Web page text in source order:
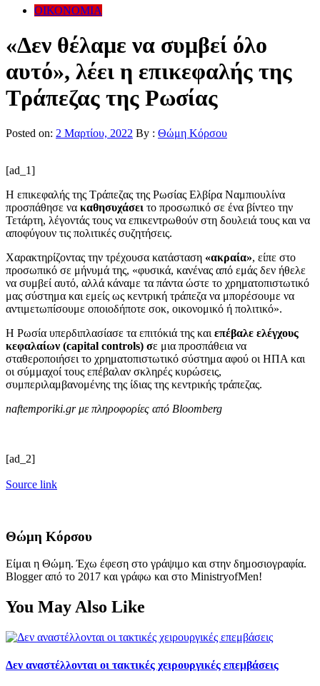
ΟΙΚΟΝΟΜΙΑ
«Δεν θέλαμε να συμβεί όλο
αυτό», λέει η επικεφαλής της
Τράπεζας της Ρωσίας
Posted on: 2 Μαρτίου, 2022 By : Θώμη Κόρσου
[ad_1]
Η επικεφαλής της Τράπεζας της Ρωσίας Ελβίρα Ναμπιουλίνα
προσπάθησε να καθησυχάσει το προσωπικό σε ένα βίντεο την
Τετάρτη, λέγοντάς τους να επικεντρωθούν στη δουλειά τους και να
αποφύγουν τις πολιτικές συζητήσεις.
Χαρακτηρίζοντας την τρέχουσα κατάσταση «ακραία», είπε στο
προσωπικό σε μήνυμά της, «φυσικά, κανένας από εμάς δεν ήθελε
να συμβεί αυτό, αλλά κάναμε τα πάντα ώστε το χρηματοπιστωτικό
μας σύστημα και εμείς ως κεντρική τράπεζα να μπορέσουμε να
αντιμετωπίσουμε οποιοδήποτε σοκ, οικονομικό ή πολιτικό».
Η Ρωσία υπερδιπλασίασε τα επιτόκιά της και επέβαλε ελέγχους
κεφαλαίων (capital controls) σε μια προσπάθεια να
σταθεροποιήσει το χρηματοπιστωτικό σύστημα αφού οι ΗΠΑ και
οι σύμμαχοί τους επέβαλαν σκληρές κυρώσεις,
συμπεριλαμβανομένης της ίδιας της κεντρικής τράπεζας.
naftemporiki.gr με πληροφορίες από Bloomberg
[ad_2]
Source link
Θώμη Κόρσου
Είμαι η Θώμη. Έχω έφεση στο γράψιμο και στην δημοσιογραφία.
Blogger από το 2017 και γράφω και στο MinistryofMen!
You May Also Like
Δεν αναστέλλονται οι τακτικές χειρουργικές επεμβάσεις